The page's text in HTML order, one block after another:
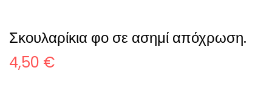
Σκουλαρίκια φο σε ασημί απόχρωση.
4,50 €